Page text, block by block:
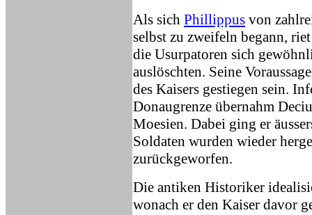
Als sich Phillippus von
selbst zu zweifeln begann,
die Usurpatoren sich
auslöschten. Seine
des Kaisers gestiegen sein.
Donaugrenze übernahm
Moesien. Dabei ging er
Soldaten wurden wieder
zurückgeworfen.
Die antiken Historiker
wonach er den Kaiser davor